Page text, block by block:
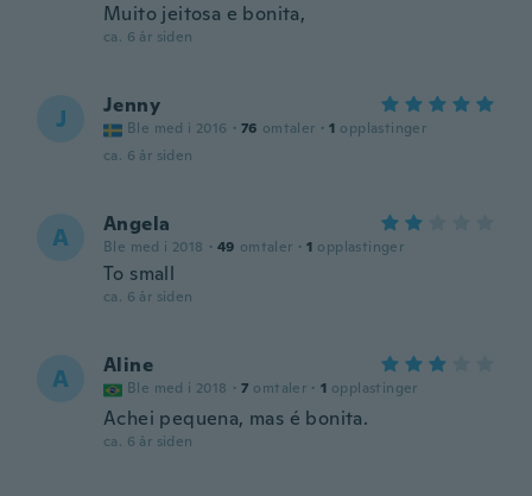
Muito jeitosa e bonita,
ca. 6 år siden
J Jenny
Ble med i 2016 · 76 omtaler · 1 opplastinger
ca. 6 år siden
A Angela
Ble med i 2018 · 49 omtaler · 1 opplastinger
To small
ca. 6 år siden
A Aline
Ble med i 2018 · 7 omtaler · 1 opplastinger
Achei pequena, mas é bonita.
ca. 6 år siden